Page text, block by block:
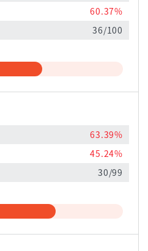
60.37%
36/100
63.39%
45.24%
30/99